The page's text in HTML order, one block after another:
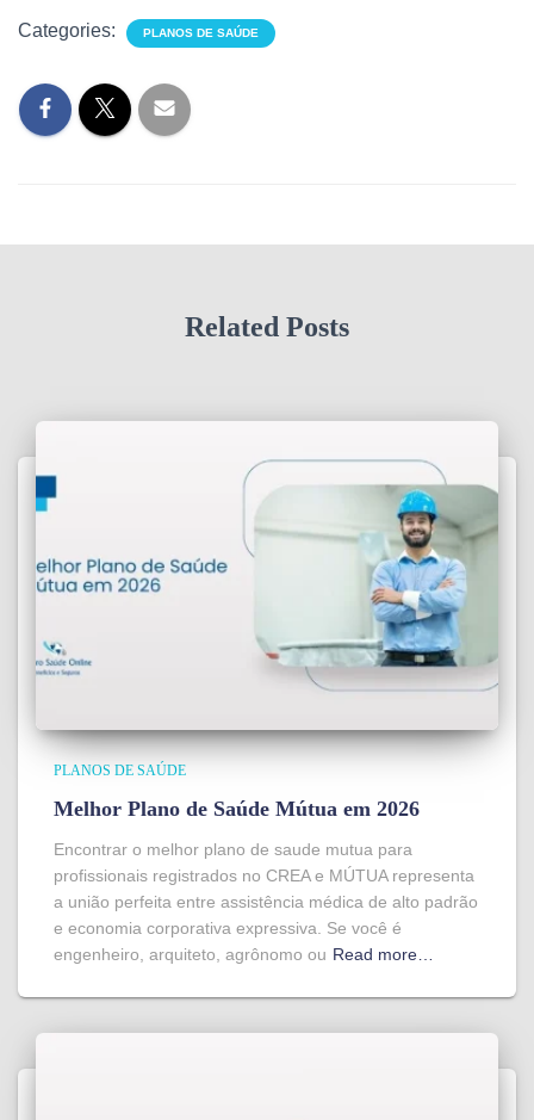
Categories: PLANOS DE SAÚDE
Related Posts
PLANOS DE SAÚDE
Melhor Plano de Saúde Mútua em 2026
Encontrar o melhor plano de saude mutua para
profissionais registrados no CREA e MÚTUA representa
a união perfeita entre assistência médica de alto padrão
e economia corporativa expressiva. Se você é
engenheiro, arquiteto, agrônomo ou Read more…